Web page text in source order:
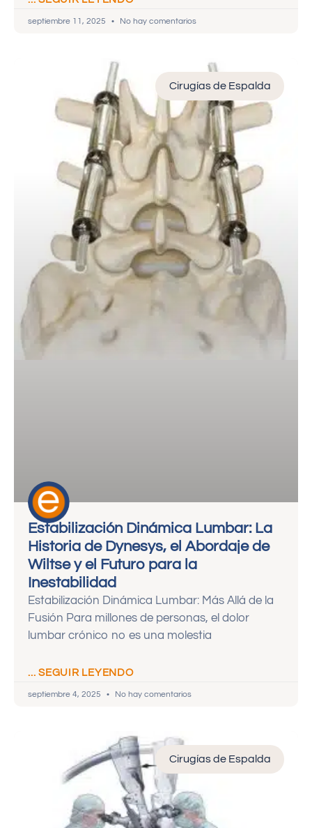
septiembre 11, 2025 No hay comentarios
Cirugías de Espalda
Estabilización Dinámica Lumbar: La
Historia de Dynesys, el Abordaje de
Wiltse y el Futuro para la
Inestabilidad
Estabilización Dinámica Lumbar: Más Allá de la
Fusión Para millones de personas, el dolor
lumbar crónico no es una molestia
... SEGUIR LEYENDO
septiembre 4, 2025 No hay comentarios
Cirugías de Espalda